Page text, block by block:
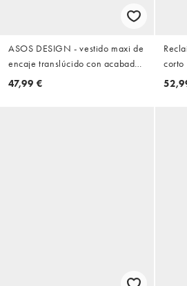
ASOS DESIGN - vestido maxi de
encaje translúcido con acabado
foil en amarillo
47,99 €
corto